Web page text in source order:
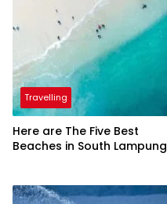
Travelling
Here are The Five Best
Beaches in South Lampung